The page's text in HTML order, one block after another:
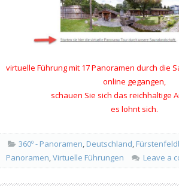
virtuelle Führung mit 17 Panoramen durch die
online gegangen,
schauen Sie sich das reichhaltige
es lohnt sich.
360º - Panoramen, Deutschland,
Panoramen,Virtuelle Führungen Leave a